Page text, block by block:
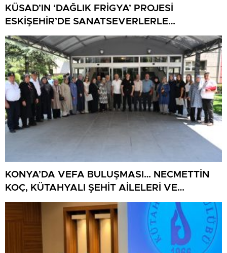
KÜSAD’IN ‘DAĞLIK FRİGYA’ PROJESİ
ESKİŞEHİR’DE SANATSEVERLERLE
BULUŞUYOR
KONYA’DA VEFA BULUŞMASI… NECMETTİN
KOÇ, KÜTAHYALI ŞEHİT AİLELERİ VE
GAZİLERİ AĞIRLADI